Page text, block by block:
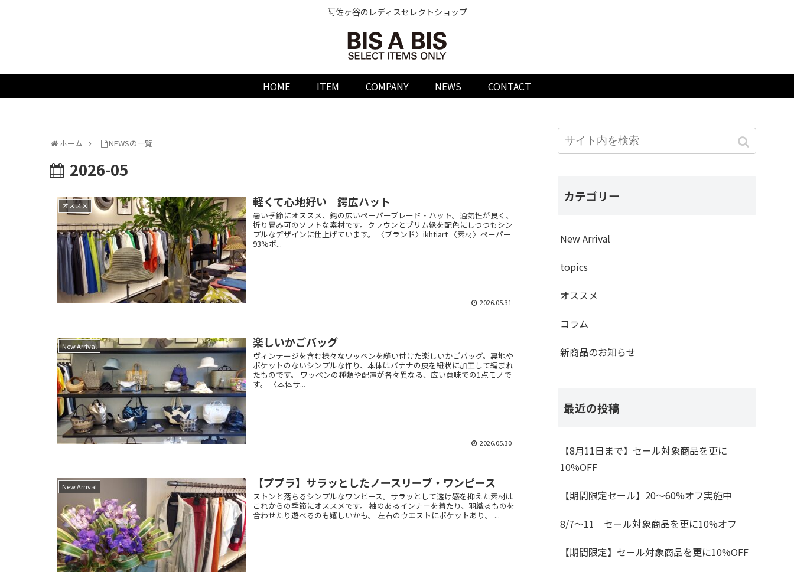
阿佐ヶ谷のレディスセレクトショップ
HOME ITEM COMPANY NEWS CONTACT
ホーム NEWSの一覧
2026-05
オススメ 軽くて心地好い 鍔広ハット
暑い季節にオススメ、鍔の広いペーパーブレード・ハット。通気性が良く、
折り畳み可のソフトな素材です。クラウンとブリム縁を配色にしつつもシン
プルなデザインに仕上げています。 〈ブランド〉ikhtiart 〈素材〉ペーパー
93%ポ...
2026.05.31
New Arrival 楽しいかごバッグ
ヴィンテージを含む様々なワッペンを縫い付けた楽しいかごバッグ。裏地や
ポケットのないシンプルな作り、本体はバナナの皮を紐状に加工して編まれ
たものです。 ワッペンの種類や配置が各々異なる、広い意味での1点モノで
す。 〈本体サ...
2026.05.30
New Arrival 【ププラ】サラッとしたノースリーブ・ワンピース
ストンと落ちるシンプルなワンピース。サラッとして透け感を抑えた素材は
これからの季節にオススメです。 袖のあるインナーを着たり、羽織るものを
合わせたり遊べるのも嬉しいかも。 左右のウエストにポケットあり。 ...
カテゴリー
New Arrival
topics
オススメ
コラム
新商品のお知らせ
最近の投稿
【8月11日まで】セール対象商品を更に
10%OFF
【期間限定セール】20～60%オフ実施中
8/7～11 セール対象商品を更に10%オフ
【期間限定】セール対象商品を更に10%OFF